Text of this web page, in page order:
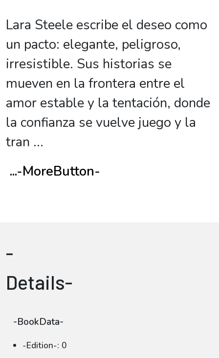
Lara Steele escribe el deseo como
un pacto: elegante, peligroso,
irresistible. Sus historias se
mueven en la frontera entre el
amor estable y la tentación, donde
la confianza se vuelve juego y la
tran ...
...-MoreButton-
-
Details-
-BookData-
-Edition-: 0